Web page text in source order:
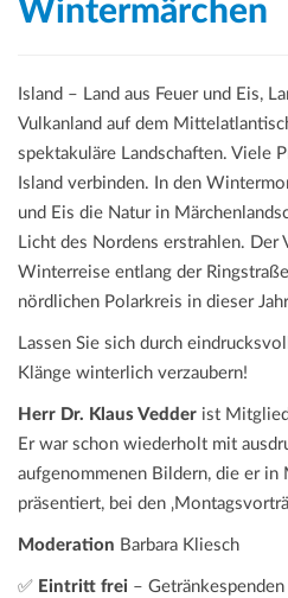
Wintermärchen
Island – Land aus Feuer und Eis,
Vulkanland auf dem
spektakuläre Landschaften. Viele
Island verbinden. In den
und Eis die Natur in
Licht des Nordens erstrahlen. Der
Winterreise entlang der
nördlichen Polarkreis in dieser
Lassen Sie sich durch
Klänge winterlich verzaubern!
Herr Dr. Klaus Vedder ist
Er war schon wiederholt mit
aufgenommenen Bildern, die er
präsentiert, bei den
Moderation Barbara Kliesch
✅ Eintritt frei –